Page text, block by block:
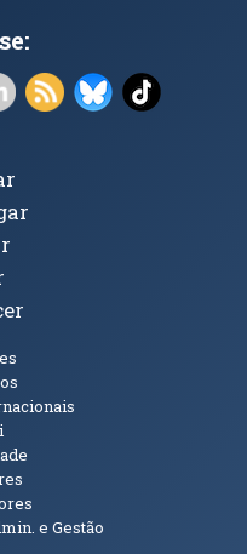
janela)
janela)em nova janela)
(abre em nova janela)
LinkedIn (abre em nova
RSS (abre em nova
Bluesky (abre
TikTok
e Gestão